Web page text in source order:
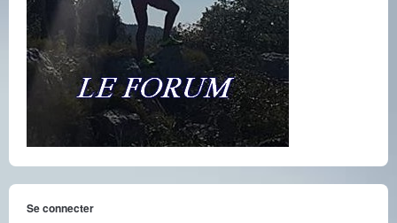
Se connecter